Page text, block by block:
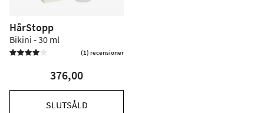
HårStopp
Bikini - 30 ml
 (1) recensioner
376,00
SLUTSÅLD